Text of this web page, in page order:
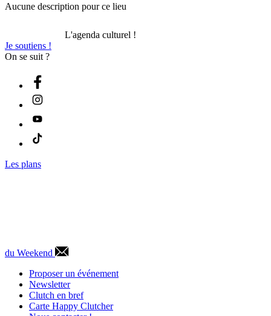
Aucune description pour ce lieu
L'agenda culturel !
Je soutiens !
On se suit ?
Les plans
du Weekend
Proposer un événement
Newsletter
Clutch en bref
Carte Happy Clutcher